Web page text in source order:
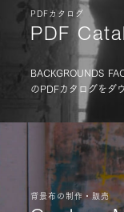
PDFカタログ
PDF
BACKGROUNDS
のPDFカタログをダ
背景布の制作・販売